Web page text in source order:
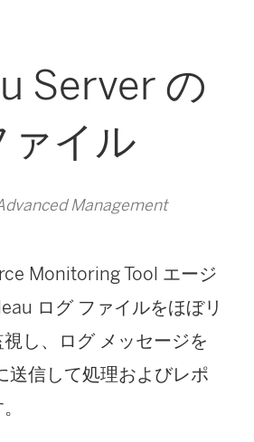
Server の
ァイル
Management
Monitoring Tool エージ
ログ ファイルをほぼリ
し、ログ メッセージを
送信して処理およびレポ